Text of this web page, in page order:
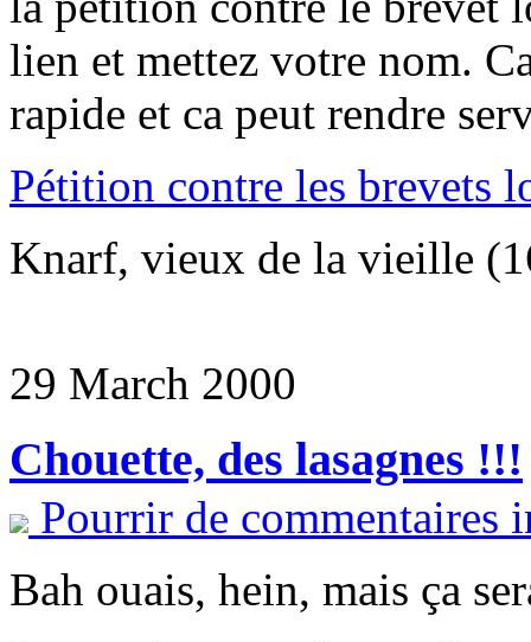
lien et mettez votre nom.
rapide et ca peut rendre
Pétition contre les brevets
Knarf, vieux de la vieille
29 March 2000
Chouette, des lasagnes !!!
Pourrir de commentaires
Bah ouais, hein, mais ça